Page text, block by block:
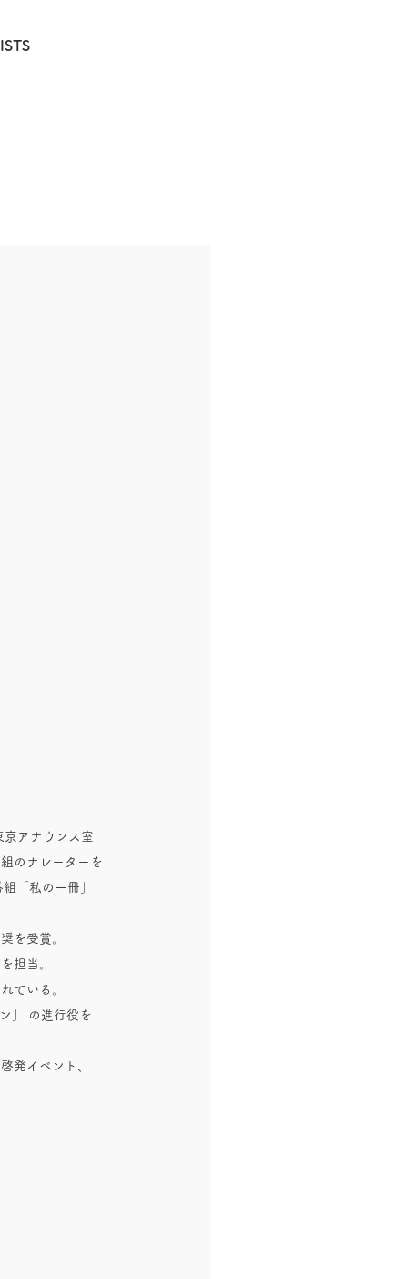
アナウンス室
のナレーターを
「私の一冊」
を受賞。
担当。
ている。
」 の進行役を
啓発イベント、